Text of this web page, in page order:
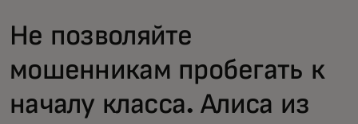
Не позволяйте
мошенникам пробегать к
началу класса. Алиса из